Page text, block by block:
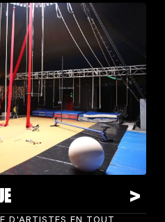
D'ARTISTES EN TOUT